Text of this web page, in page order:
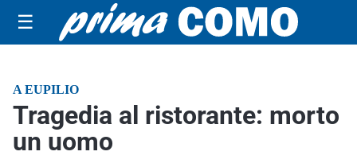
☰
A EUPILIO
Tragedia al ristorante: morto
un uomo